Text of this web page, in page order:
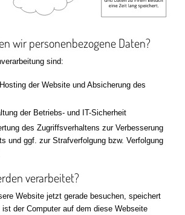
wir personenbezogene Daten?
sind:
der Website und Absicherung des
der Betriebs- und IT-Sicherheit
des Zugriffsverhaltens zur Verbesserung
und ggf. zur Strafverfolgung bzw. Verfolgung
verarbeitet?
Website jetzt gerade besuchen, speichert
der Computer auf dem diese Webseite